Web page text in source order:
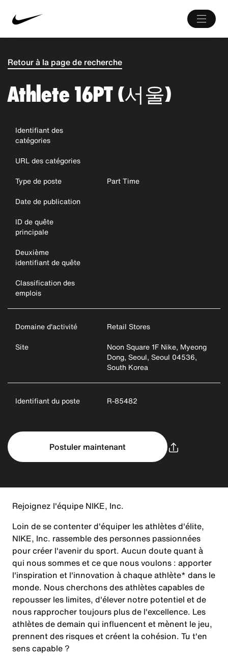
Retour à la page de recherche
Athlete 16PT (서울)
Identifiant des
catégories
URL des catégories
Type de poste
Part Time
Date de publication
ID de quête
principale
Deuxième
identifiant de quête
Classification des
emplois
Domaine d'activité
Retail Stores
Site
Noon Square 1F Nike, Myeong
Dong, Seoul, Seoul 04536,
South Korea
Identifiant du poste R-85482
Postuler maintenant
Rejoignez l'équipe NIKE, Inc.
Loin de se contenter d'équiper les athlètes d'élite,
NIKE, Inc. rassemble des personnes passionnées
pour créer l'avenir du sport. Aucun doute quant à
qui nous sommes et ce que nous voulons : apporter
l'inspiration et l'innovation à chaque athlète* dans le
monde. Nous cherchons des athlètes capables de
repousser les limites, d'élever notre potentiel et de
nous rapprocher toujours plus de l'excellence. Les
athlètes de demain qui influencent et mènent le jeu,
prennent des risques et créent la cohésion. Tu t'en
sens capable ?